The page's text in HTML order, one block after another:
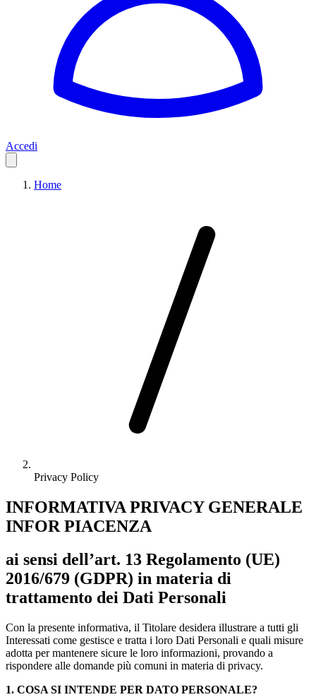
Accedi
Home
Privacy Policy
INFORMATIVA PRIVACY GENERALE
INFOR PIACENZA
ai sensi dell’art. 13 Regolamento (UE)
2016/679 (GDPR) in materia di
trattamento dei Dati Personali
Con la presente informativa, il Titolare desidera illustrare a tutti gli
Interessati come gestisce e tratta i loro Dati Personali e quali misure
adotta per mantenere sicure le loro informazioni, provando a
rispondere alle domande più comuni in materia di privacy.
1. COSA SI INTENDE PER DATO PERSONALE?